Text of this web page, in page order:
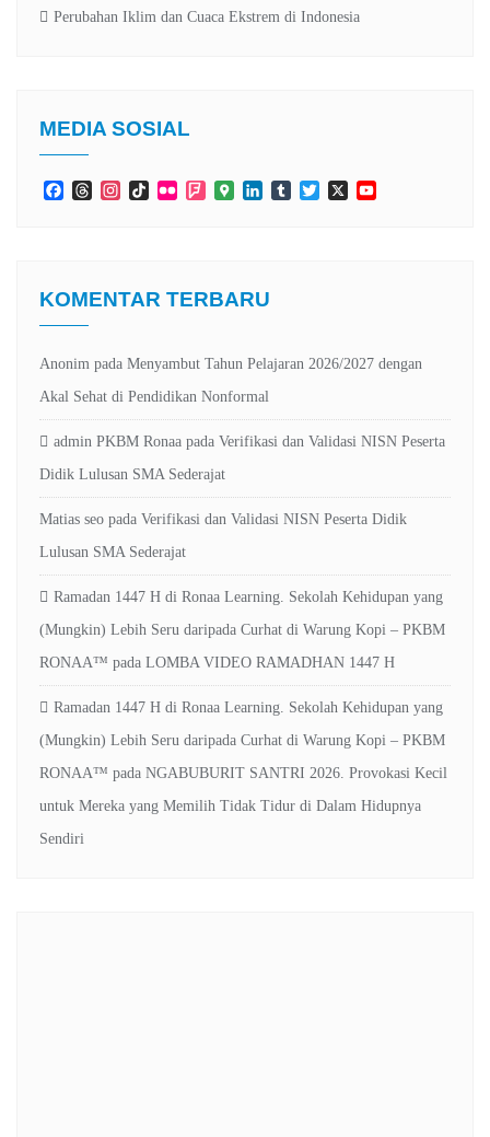
Perubahan Iklim dan Cuaca Ekstrem di Indonesia
MEDIA SOSIAL
FacebookThreadsInstagramTikTokFlickr Foursquare
GoogleLinkedInTumblrTwitter
X
KOMENTAR TERBARU
Anonim pada Menyambut Tahun Pelajaran 2026/2027 dengan
Akal Sehat di Pendidikan Nonformal
admin PKBM Ronaa pada Verifikasi dan Validasi NISN Peserta
Didik Lulusan SMA Sederajat
Matias seo pada Verifikasi dan Validasi NISN Peserta Didik
Lulusan SMA Sederajat
Ramadan 1447 H di Ronaa Learning. Sekolah Kehidupan yang
(Mungkin) Lebih Seru daripada Curhat di Warung Kopi – PKBM
RONAA™ pada LOMBA VIDEO RAMADHAN 1447 H
Ramadan 1447 H di Ronaa Learning. Sekolah Kehidupan yang
(Mungkin) Lebih Seru daripada Curhat di Warung Kopi – PKBM
RONAA™ pada NGABUBURIT SANTRI 2026. Provokasi Kecil
untuk Mereka yang Memilih Tidak Tidur di Dalam Hidupnya
Sendiri